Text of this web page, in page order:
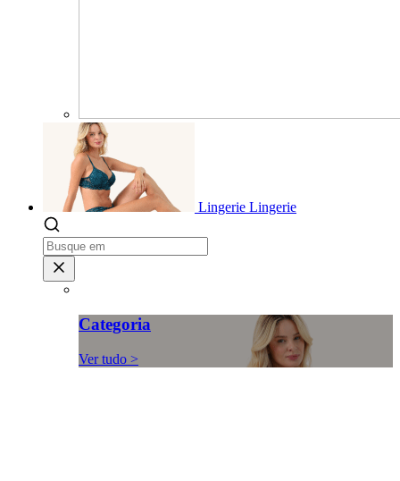
Lingerie Lingerie
Categoria
Ver tudo >